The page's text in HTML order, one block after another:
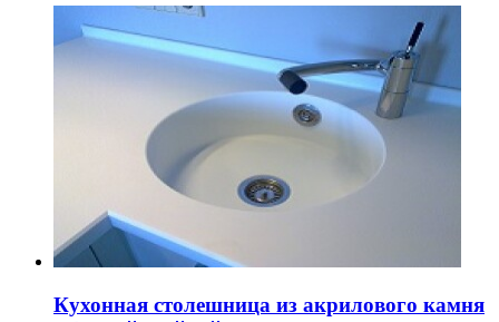
Кухонная столешница из акрилового камня